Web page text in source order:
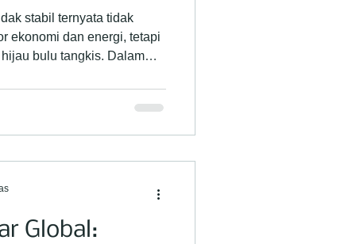
stabil ternyata tidak
ekonomi dan energi, tetapi
bulu tangkis. Dalam
Dunia (BWF) dan para
realitas yang kian
mengenai bagaimana
Global: